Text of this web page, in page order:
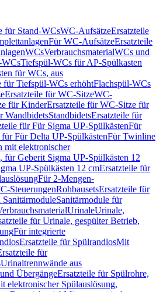
für Stand-WCsWC-AufsätzeErsatzteile
Für WC-AufsätzeErsatzteile
WCsVerbrauchsmaterialWCs und
WCsTiefspül-WCs für AP-Spülkasten
für WCs, aus
für Tiefspül-WCs erhöhtFlachspül-WCs
Ersatzteile für WC-SitzeWC-
für KinderErsatzteile für WC-Sitze für
WandbidetsStandbidetsErsatzteile für
für Für Sigma UP-SpülkästenFür
für Für Delta UP-SpülkästenFür Twinline
mit elektronischer
für Geberit Sigma UP-Spülkästen 12
UP-Spülkästen 12 cmErsatzteile für
Für 2-Mengen-
SteuerungenRohbausetsErsatzteile für
Sanitärmodule für
UrinaleUrinale,
für Urinale, gespülter Betrieb,
Für integrierte
Ersatzteile für SpülrandlosMit
für
Urinaltrennwände aus
ÜbergängeErsatzteile für Spülrohre,
elektronischer Spülauslösung,